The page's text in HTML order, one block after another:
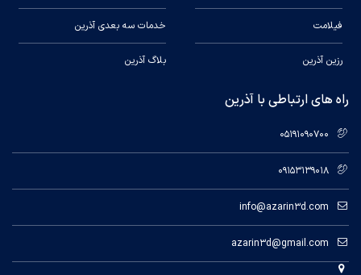
فیلامت
رزین آذرین
خدمات سه بعدی آذرین
بلاگ آذرین
راه های ارتباطی با آذرین
05191090700
09153139018
info@azarin3d.com
azarin3d@gmail.com